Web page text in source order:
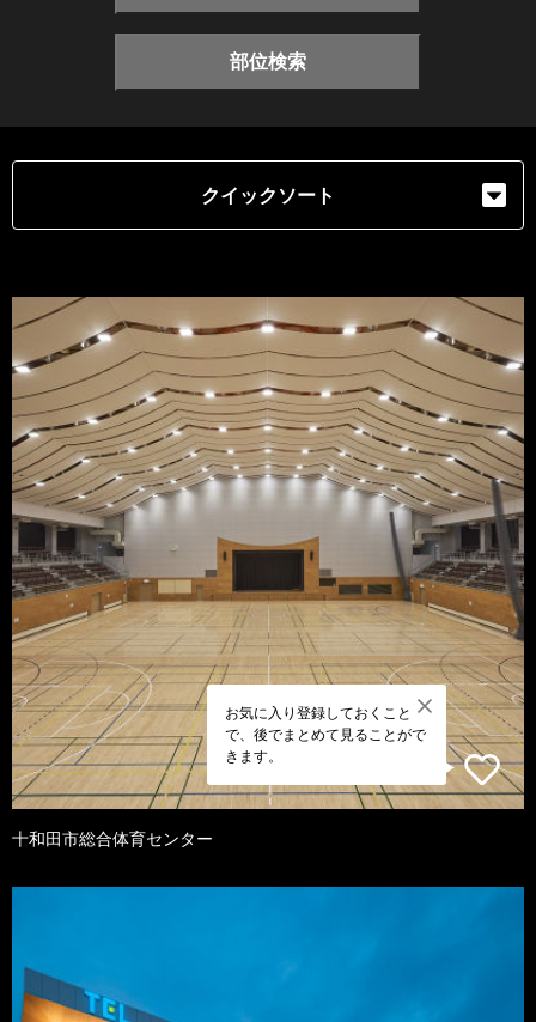
部位検索
クイックソート
お気に入り登録しておくこと
で、後でまとめて見ることがで
きます。
十和田市総合体育センター